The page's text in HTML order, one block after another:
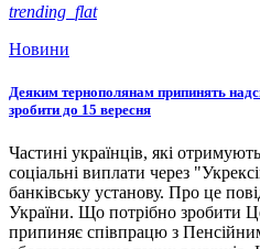
trending_flat
Новини
Деяким тернополянам припинять
зробити до 15 вересня
Частині українців, які
соціальні виплати через
банківську установу. Про це
України. Що потрібно зробити
припиняє співпрацю з